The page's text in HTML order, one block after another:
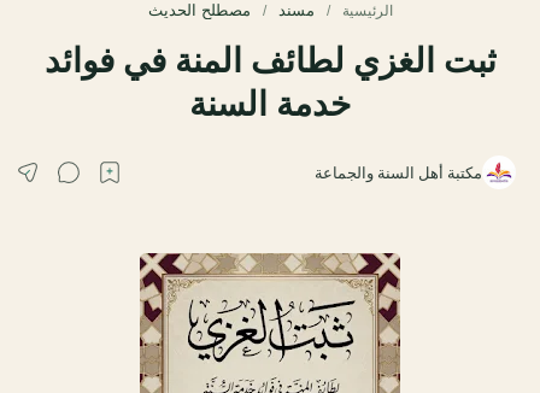
الرئيسية مسند مصطلح الحديث
ثبت الغزي لطائف المنة في فوائد
خدمة السنة